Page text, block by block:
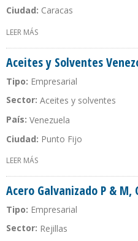
Ciudad: Caracas
LEER MÁS
Aceites y Solventes
Tipo: Empresarial
Sector: Aceites y solventes
País: Venezuela
Ciudad: Punto Fijo
LEER MÁS
Acero Galvanizado P & M,
Tipo: Empresarial
Sector: Rejillas